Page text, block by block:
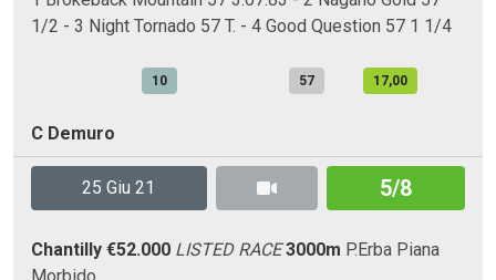
1/2 - 3 Night Tornado 57 T. - 4 Good Question 57 1 1/4
10 57 17,00
C Demuro
25 Giu 21 5/8
Chantilly €52.000 LISTED RACE 3000m P.Erba Piana